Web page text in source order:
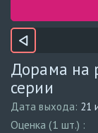
Дорама на
серии
Дата выхода: 21
Оценка (1 шт.) :